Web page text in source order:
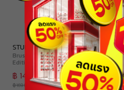
STUDIO17
Brush-Fit Puff (Special
Edition)
฿ 149.00
฿ 169.00